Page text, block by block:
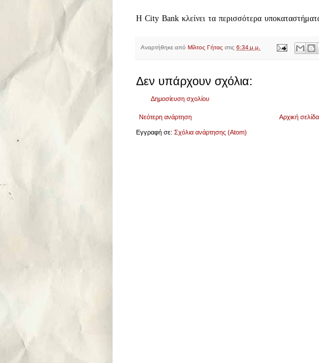
H City Bank κλείνει τα περισσότερα
Αναρτήθηκε από Μίλτος Γήτας στις 6:34 μ.μ.
Δεν υπάρχουν σχόλια:
Δημοσίευση σχολίου
Νεότερη ανάρτηση Αρχική σελίδα
Εγγραφή σε: Σχόλια ανάρτησης (Atom)